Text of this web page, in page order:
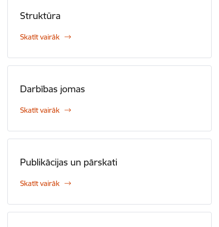
Struktūra
Skatīt vairāk
Darbības jomas
Skatīt vairāk
Publikācijas un pārskati
Skatīt vairāk